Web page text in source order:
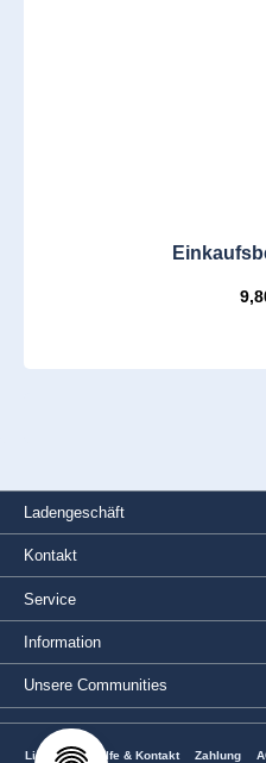
Ladengeschäft
Service
Information
Kontakt
Unsere Communities
Lieferung Hilfe & Kontakt Zahlung